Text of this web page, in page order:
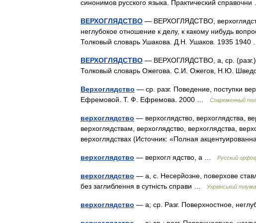
синонимов русского языка. Практический
ВЕРХОГЛЯДСТВО — ВЕРХОГЛЯДСТВО,
неглубокое отношение к делу, к какому нибудь
Толковый словарь Ушакова. Д.Н. Ушаков. 1935
ВЕРХОГЛЯДСТВО — ВЕРХОГЛЯДСТВО, а, ср. (разг.).
Толковый словарь Ожегова. С.И. Ожегов, Н.Ю.
Верхоглядство — ср. разг. Поведение, поступки
Ефремовой. Т. Ф. Ефремова. 2000 …
Современный
верхоглядство — верхоглядство, верхоглядства,
верхоглядствам, верхоглядство, верхоглядства,
верхоглядствах (Источник: «Полная
верхоглядство — верхогл ядство, а … Русский
верхоглядство — а, с. Несерйозне, поверхове
без заглиблення в сутність справи …
Український
верхоглядство — а; ср. Разг. Поверхностное,